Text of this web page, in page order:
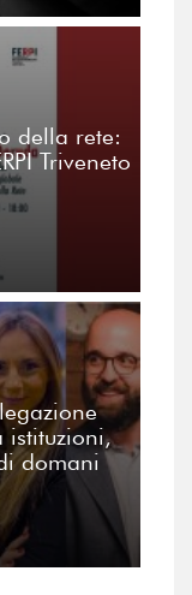
della rete:
Triveneto
istituzioni,
domani